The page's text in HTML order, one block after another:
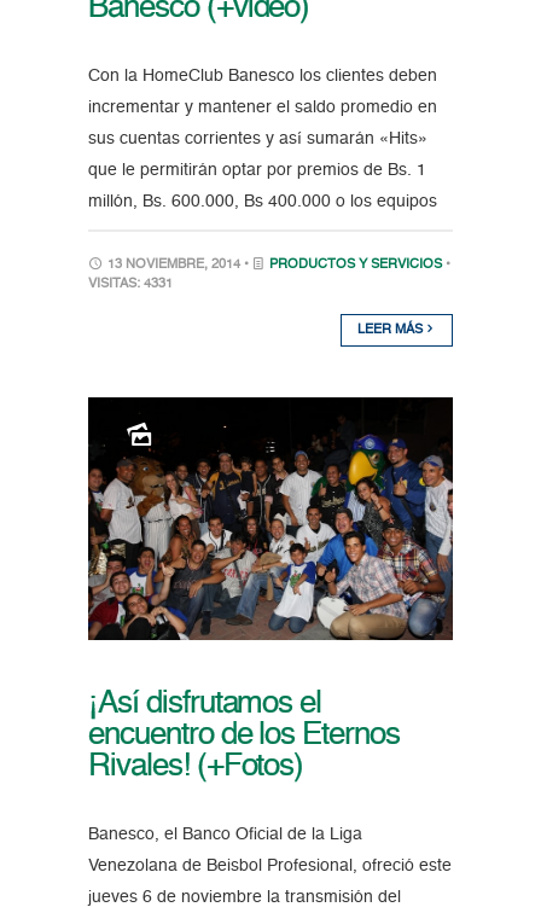
Banesco (+video)
Con la HomeClub Banesco los clientes deben
incrementar y mantener el saldo promedio en
sus cuentas corrientes y así sumarán «Hits»
que le permitirán optar por premios de Bs. 1
millón, Bs. 600.000, Bs 400.000 o los equipos
13 NOVIEMBRE, 2014 • PRODUCTOS Y SERVICIOS •
VISITAS: 4331
LEER MÁS
¡Así disfrutamos el
encuentro de los Eternos
Rivales! (+Fotos)
Banesco, el Banco Oficial de la Liga
Venezolana de Beisbol Profesional, ofreció este
jueves 6 de noviembre la transmisión del